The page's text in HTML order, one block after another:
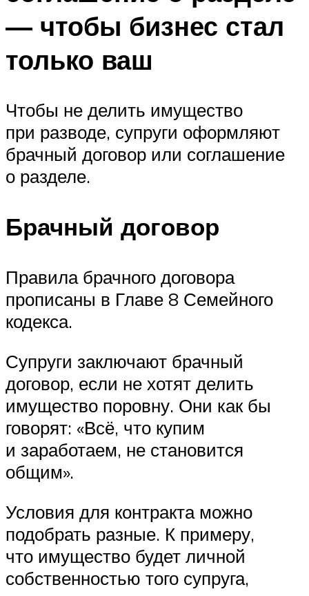
— чтобы бизнес стал
только ваш
Чтобы не делить имущество
при разводе, супруги оформляют
брачный договор или соглашение
о разделе.
Брачный договор
Правила брачного договора
прописаны в Главе 8 Семейного
кодекса.
Супруги заключают брачный
договор, если не хотят делить
имущество поровну. Они как бы
говорят: «Всё, что купим
и заработаем, не становится
общим».
Условия для контракта можно
подобрать разные. К примеру,
что имущество будет личной
собственностью того супруга,